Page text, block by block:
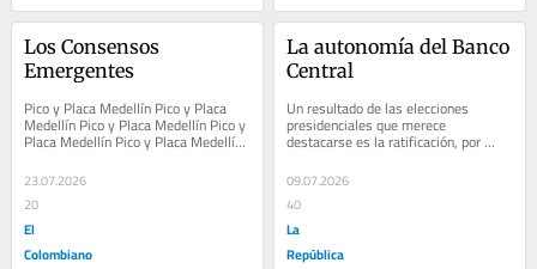
Los Consensos
Emergentes
Pico y Placa Medellín Pico y Placa
Medellín Pico y Placa Medellín Pico y
Placa Medellín Pico y Placa Medellín
Pico y Placa Medellín Pico y Placa...
23.07.2026
20
El
Colombiano
La autonomía del Banco
Central
Un resultado de las elecciones
presidenciales que merece
destacarse es la ratificación, por
medio del mandato popular, del
estatus del Banco de la...
09.07.2026
40
La
República